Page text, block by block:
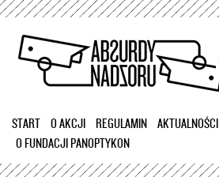
Przejdź
treści
START O AKCJI REGULAMIN
AKTUALNOŚCI
O FUNDACJI PANOPTYKON